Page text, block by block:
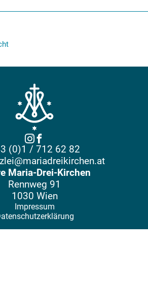
(0)1 / 712 62 82
Maria-Drei-Kirchen
Rennweg 91
1030 Wien
Impressum